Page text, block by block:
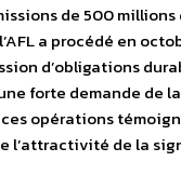
de 500 millions
a procédé en
d’obligations
forte demande de
opérations
l’attractivité de la